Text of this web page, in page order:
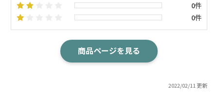
2022/02/11 更新
0件
0件
商品ページを見る